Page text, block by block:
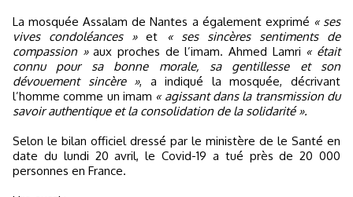
La mosquée Assalam de Nantes a également exprimé « ses
vives condoléances »et
« ses sincères sentiments de
compassion »aux proches de l’imam. Ahmed Lamri « était
connu pour sa bonne morale, sa gentillesse et son
dévouement sincère », a indiqué la mosquée, décrivant
l’homme comme un imam « agissant dans la transmission du
savoir authentique et la consolidation de la solidarité ».
Selon le bilan officiel dressé par le ministère de le Santé en
date du lundi 20 avril, le Covid-19 a tué près de 20 000
personnes en France.